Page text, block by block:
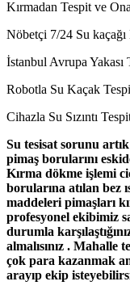
Kırmadan Tespit ve
Nöbetçi 7/24 Su
İstanbul Avrupa
Robotla Su Kaçak
Cihazla Su Sızıntı
Su tesisat sorunu
pimaş borularını
Kırma dökme işlemi
borularına atılan bez
maddeleri pimaşları
profesyonel ekibimiz
durumla
almalısınız . Mahalle
çok para kazanmak
arayıp ekip